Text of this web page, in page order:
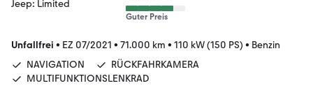
Guter Preis
Unfallfrei • EZ 07/2021 • 71.000 km • 110 kW (150 PS) • Benzin
NAVIGATION
RÜCKFAHRKAMERA
MULTIFUNKTIONSLENKRAD